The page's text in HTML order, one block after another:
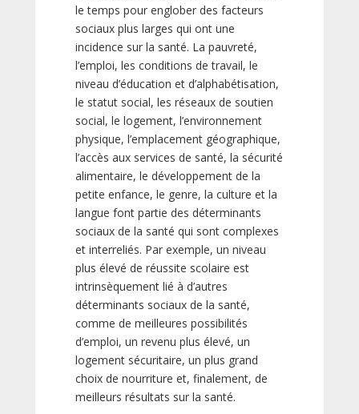
le temps pour englober des facteurs
sociaux plus larges qui ont une
incidence sur la santé. La pauvreté,
l’emploi, les conditions de travail, le
niveau d’éducation et d’alphabétisation,
le statut social, les réseaux de soutien
social, le logement, l’environnement
physique, l’emplacement géographique,
l’accès aux services de santé, la sécurité
alimentaire, le développement de la
petite enfance, le genre, la culture et la
langue font partie des déterminants
sociaux de la santé qui sont complexes
et interreliés. Par exemple, un niveau
plus élevé de réussite scolaire est
intrinsèquement lié à d’autres
déterminants sociaux de la santé,
comme de meilleures possibilités
d’emploi, un revenu plus élevé, un
logement sécuritaire, un plus grand
choix de nourriture et, finalement, de
meilleurs résultats sur la santé.